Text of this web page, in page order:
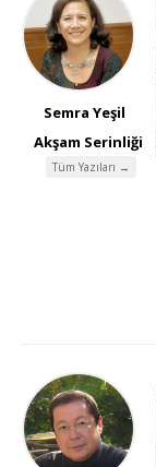
Semra Yeşil
Akşam Serinliği
Tüm Yazıları →